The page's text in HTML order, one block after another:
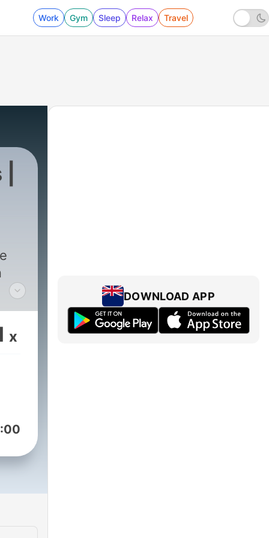
Work Gym Sleep Relax Travel
x
DOWNLOAD APP